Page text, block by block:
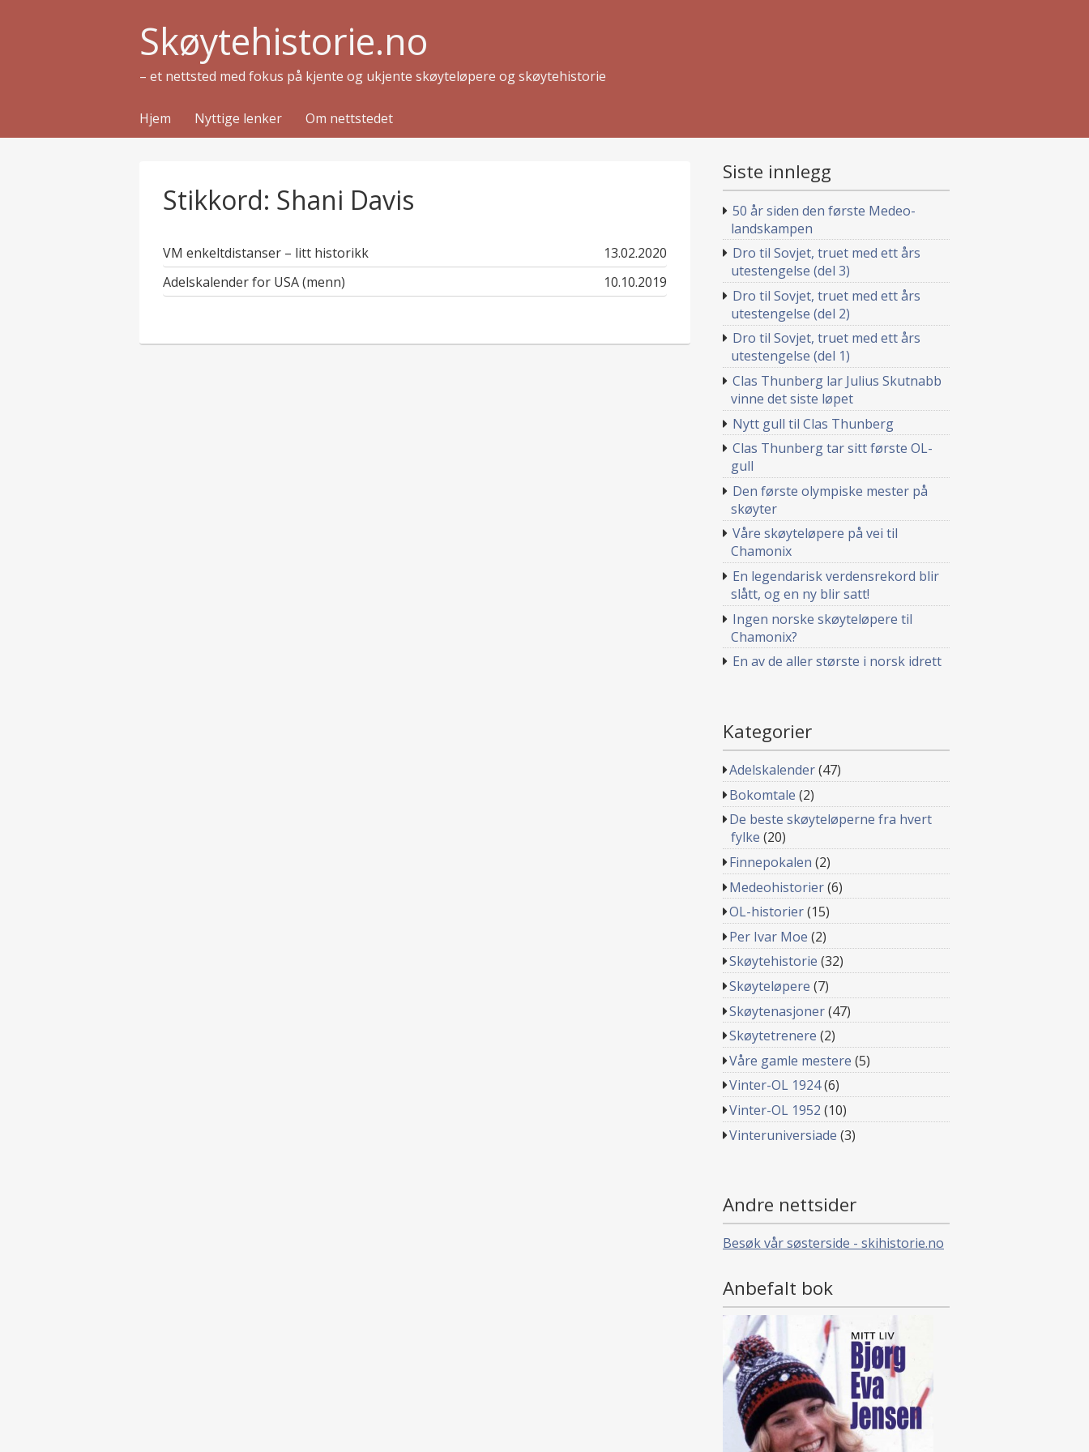
Skøytehistorie.no
– et nettsted med fokus på kjente og ukjente skøyteløpere og skøytehistorie
Hjem Nyttige lenker Om nettstedet
Stikkord: Shani Davis
VM enkeltdistanser – litt historikk
published
in
13.02.2020
Adelskalender for USA (menn)
published
in
10.10.2019
Siste innlegg
50 år siden den første Medeo-
landskampen
Dro til Sovjet, truet med ett års
utestengelse (del 3)
Dro til Sovjet, truet med ett års
utestengelse (del 2)
Dro til Sovjet, truet med ett års
utestengelse (del 1)
Clas Thunberg lar Julius Skutnabb
vinne det siste løpet
Nytt gull til Clas Thunberg
Clas Thunberg tar sitt første OL-
gull
Den første olympiske mester på
skøyter
Våre skøyteløpere på vei til
Chamonix
En legendarisk verdensrekord blir
slått, og en ny blir satt!
Ingen norske skøyteløpere til
Chamonix?
En av de aller største i norsk idrett
Kategorier
Adelskalender(47)
Bokomtale (2)
De beste skøyteløperne fra hvert
fylke (20)
Finnepokalen (2)
Medeohistorier(6)
OL-historier(15)
Per Ivar Moe (2)
Skøytehistorie (32)
Skøyteløpere (7)
Skøytenasjoner(47)
Skøytetrenere (2)
Våre gamle mestere (5)
Vinter-OL 1924(6)
Vinter-OL 1952 (10)
Vinteruniversiade (3)
Andre nettsider
Besøk vår søsterside - skihistorie.no
Anbefalt bok